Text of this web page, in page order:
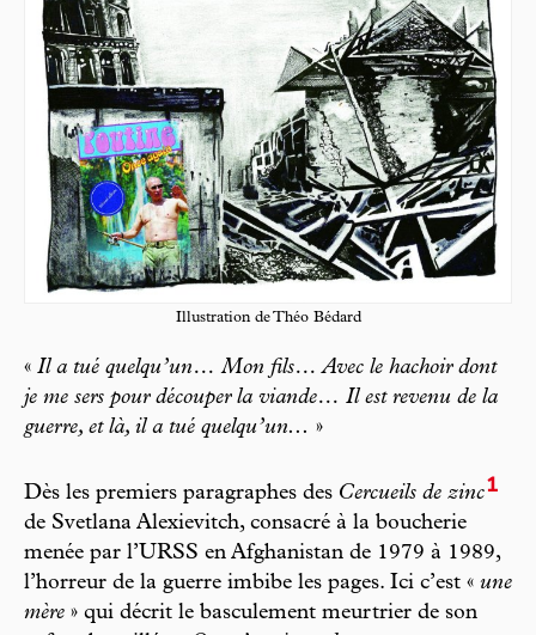
Illustration de Théo Bédard
« Il a tué quelqu’un… Mon fils… Avec le hachoir dont
je me sers pour découper la viande… Il est revenu de la
guerre, et là, il a tué quelqu’un... »
Dès les premiers paragraphes des Cercueils de zinc1
de Svetlana Alexievitch, consacré à la boucherie
menée par l’URSS en Afghanistan de 1979 à 1989,
l’horreur de la guerre imbibe les pages. Ici c’est « une
mère » qui décrit le basculement meurtrier de son